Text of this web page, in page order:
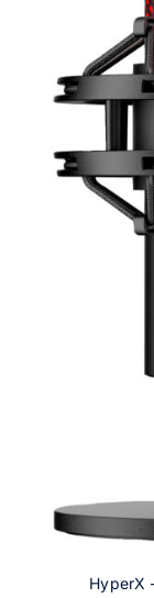
HyperX